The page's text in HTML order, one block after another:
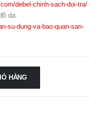
debel-chinh-sach-doi-tra/
da:
su-dung-va-bao-quan-san-
HÀNG